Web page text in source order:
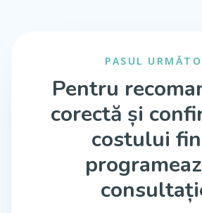
PASUL
Pentru
corectă și
costului